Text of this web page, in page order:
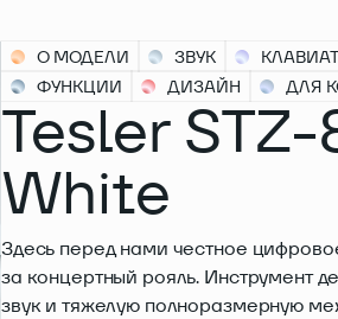
О МОДЕЛИ ЗВУК
ФУНКЦИИ
ДИЗАЙН ДЛЯ
Tesler
White
Здесь перед нами честное
за концертный рояль. Инструмент
звук и тяжелую полноразмерную